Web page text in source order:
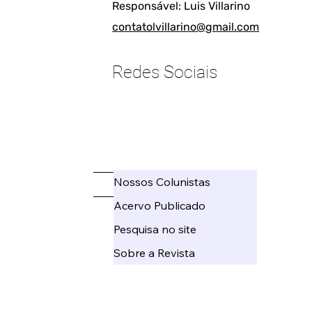
Responsável: Luis Villarino
contatolvillarino@gmail.com
Redes Sociais
_____
Nossos Colunistas
Acervo Publicado
Pesquisa no site
Sobre a Revista